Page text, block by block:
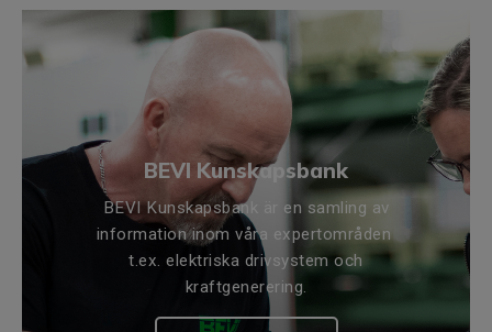
BEVI Kunskapsbank
BEVI Kunskapsbank är en samling av
information inom våra expertområden
t.ex. elektriska drivsystem och
kraftgenerering.